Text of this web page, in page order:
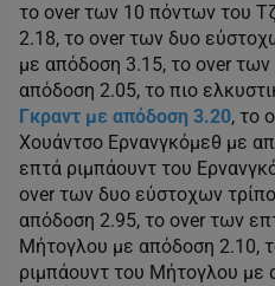
το over των 10 πόντων του
2.18, το over των δυο
με απόδοση 3.15, το over
απόδοση 2.05, το πιο
Γκραντ με απόδοση 3.20, το
Χουάντσο Ερνανγκόμεθ με
επτά ριμπάουντ του
over των δυο εύστοχων
απόδοση 2.95, το over των
Μήτογλου με απόδοση 2.10,
ριμπάουντ του Μήτογλου με